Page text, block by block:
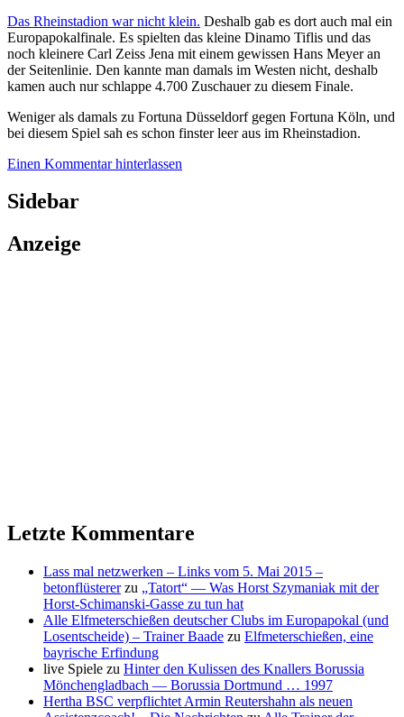
Das Rheinstadion war nicht klein. Deshalb gab es dort auch mal ein
Europapokalfinale. Es spielten das kleine Dinamo Tiflis und das
noch kleinere Carl Zeiss Jena mit einem gewissen Hans Meyer an
der Seitenlinie. Den kannte man damals im Westen nicht, deshalb
kamen auch nur schlappe 4.700 Zuschauer zu diesem Finale.
Weniger als damals zu Fortuna Düsseldorf gegen Fortuna Köln, und
bei diesem Spiel sah es schon finster leer aus im Rheinstadion.
Einen Kommentar hinterlassen
Sidebar
Anzeige
Letzte Kommentare
Lass mal netzwerken – Links vom 5. Mai 2015 –
betonflüstererzu „Tatort“ — Was Horst Szymaniak mit der
Horst-Schimanski-Gasse zu tun hat
Alle Elfmeterschießen deutscher Clubs im Europapokal (und
Losentscheide) – Trainer Baade zu Elfmeterschießen, eine
bayrische Erfindung
live Spiele zu Hinter den Kulissen des Knallers Borussia
Mönchengladbach — Borussia Dortmund … 1997
Hertha BSC verpflichtet Armin Reutershahn als neuen